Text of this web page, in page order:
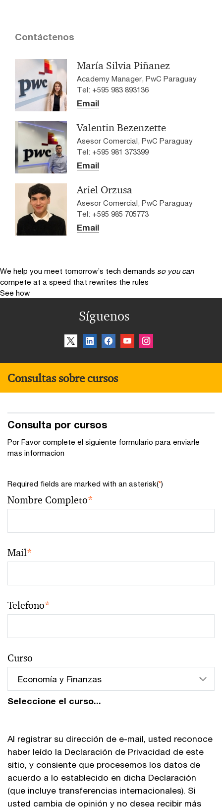
Contáctenos
María Silvia Piñanez
Academy Manager, PwC Paraguay
Tel: +595 983 893136
Email
Valentin Bezenzette
Asesor Comercial, PwC Paraguay
Tel: +595 981 373399
Email
Ariel Orzusa
Asesor Comercial, PwC Paraguay
Tel: +595 985 705773
Email
We help you meet tomorrow’s tech demands so you can
compete at a speed that rewrites the rules
See how
Síguenos
Consultas sobre cursos
Consulta por cursos
Por Favor complete el siguiente formulario para enviarle
mas informacion
Required fields are marked with an asterisk(*)
Nombre Completo*
Mail*
Telefono*
Curso
Seleccione el curso...
Al registrar su dirección de e-mail, usted reconoce
haber leído la Declaración de Privacidad de este
sitio, y consiente que procesemos los datos de
acuerdo a lo establecido en dicha Declaración
(que incluye transferencias internacionales). Si
usted cambia de opinión y no desea recibir más